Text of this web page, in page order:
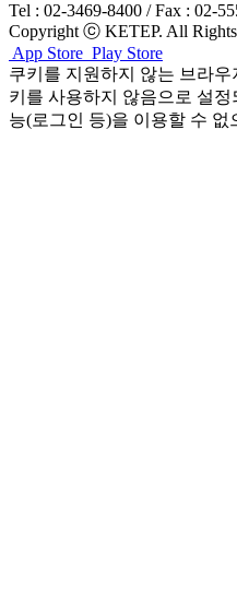
Tel : 02-3469-8400 / Fax : 02-
Copyright ⓒ KETEP. All Rights
App Store Play Store
쿠키를 지원하지 않는 브라
키를 사용하지 않음으로 설정
능(로그인 등)을 이용할 수